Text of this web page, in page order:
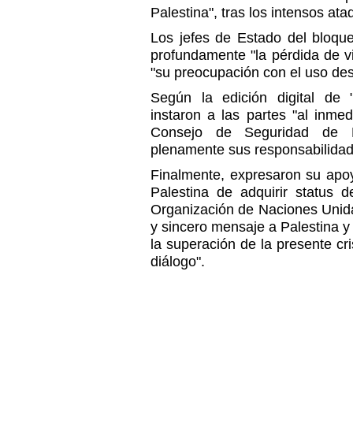
Palestina", tras los intensos
Los jefes de Estado del
profundamente "la pérdida de
"su preocupación con el uso
Según la edición digital de
instaron a las partes "al
Consejo de Seguridad de
plenamente sus
Finalmente, expresaron su
Palestina de adquirir status
Organización de Naciones
y sincero mensaje a Palestina
la superación de la presente
diálogo".